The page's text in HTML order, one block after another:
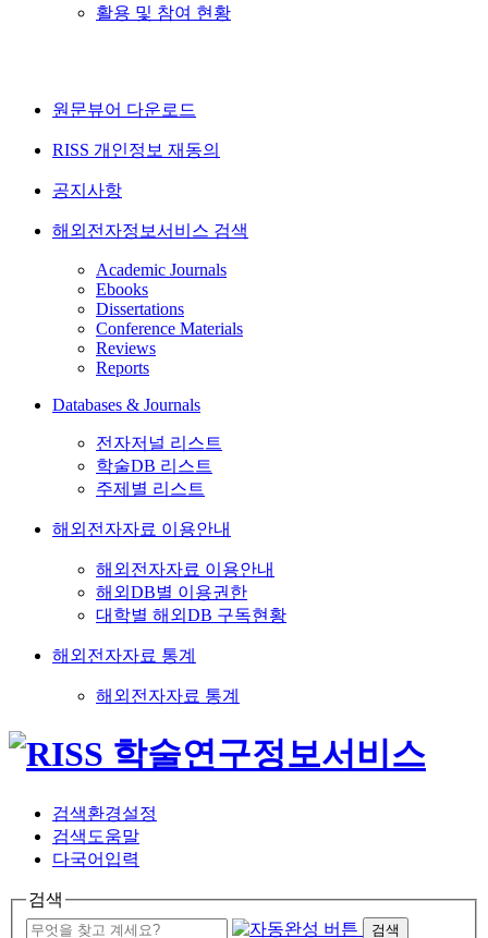
활용 및 참여 현황
원문뷰어 다운로드
RISS 개인정보 재동의
공지사항
해외전자정보서비스 검색
Academic Journals
Ebooks
Dissertations
Conference Materials
Reviews
Reports
Databases & Journals
전자저널 리스트
학술DB 리스트
주제별 리스트
해외전자자료 이용안내
해외전자자료 이용안내
해외DB별 이용권한
대학별 해외DB 구독현황
해외전자자료 통계
해외전자자료 통계
검색환경설정
검색도움말
다국어입력
검색
검색